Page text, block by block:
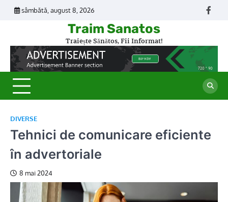
Skip
sâmbătă, august 8, 2026
Traim Sanatos
Traiește Sănătos, Fii Informat!
DIVERSE
Tehnici de comunicare eficiente
în advertoriale
8 mai 2024